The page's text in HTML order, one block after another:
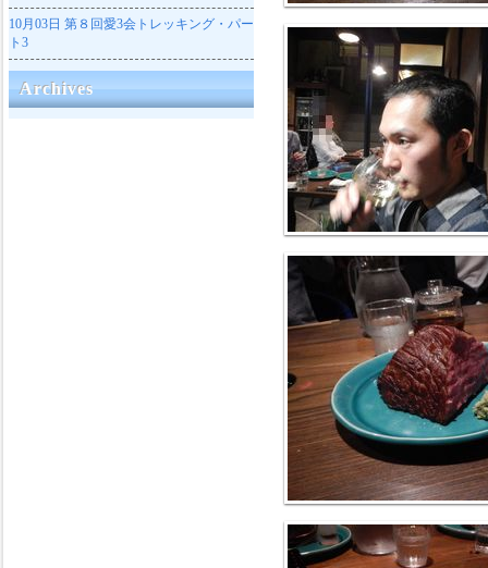
10月03日 第８回愛3会トレッキング・パー
ト3
Archives